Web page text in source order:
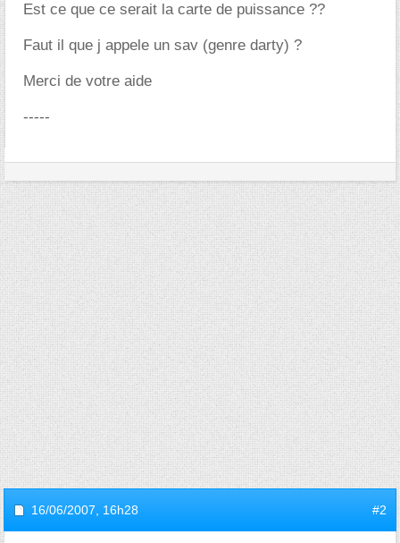
Est ce que ce serait la carte de puissance ??
Faut il que j appele un sav (genre darty) ?
Merci de votre aide
-----
16/06/2007, 16h28 #2